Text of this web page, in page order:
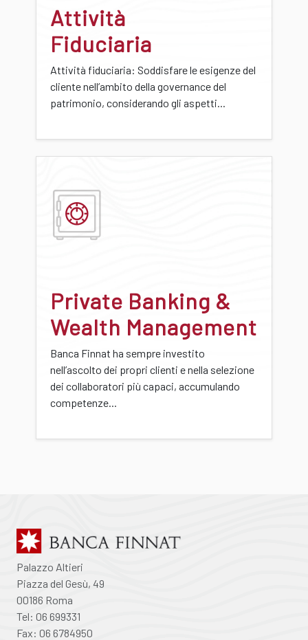
Attività
Fiduciaria
Attività fiduciaria: Soddisfare le esigenze del
cliente nell’ambito della governance del
patrimonio, considerando gli aspetti...
Private Banking &
Wealth Management
Banca Finnat ha sempre investito
nell’ascolto dei propri clienti e nella selezione
dei collaboratori più capaci, accumulando
competenze...
Palazzo Altieri
Piazza del Gesù, 49
00186 Roma
Tel: 06 699331
Fax: 06 6784950